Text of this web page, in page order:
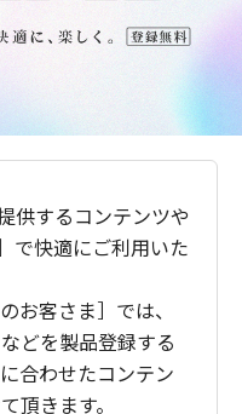
供するコンテンツや
で快適にご利用いた
お客さま］では、
どを製品登録する
合わせたコンテン
頂きます。